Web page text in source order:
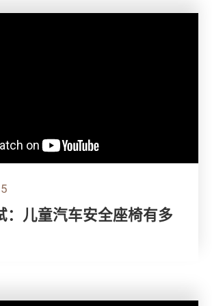
：儿童汽车安全座椅有多